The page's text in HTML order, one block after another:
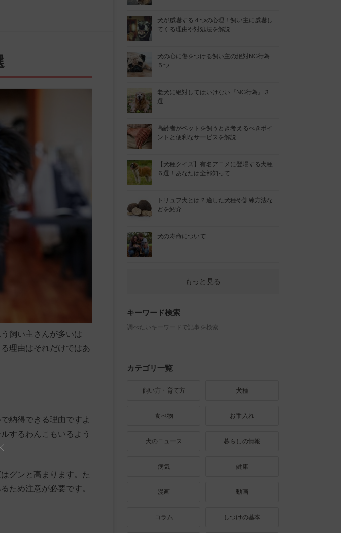
飼い主さんが多いは
理由はそれだけではあ
納得できる理由ですよ
するわんこもいるよう
グンと高まります。た
ため注意が必要です。
犬が威嚇する４つの心理！飼い主に威嚇し
てくる理由や対処法を解説
犬の心に傷をつける飼い主の絶対NG行為
５つ
老犬に絶対してはいけない『NG行為』３
選
高齢者がペットを飼うとき考えるべきポイ
ントと便利なサービスを解説
【犬種クイズ】有名アニメに登場する犬種
６選！あなたは全部知って…
トリュフ犬とは？適した犬種や訓練方法な
どを紹介
犬の寿命について
もっと見る
キーワード検索
調べたいキーワードで記事を検索
カテゴリ一覧
飼い方・育て方 犬種
食べ物 お手入れ
犬のニュース 暮らしの情報
病気 健康
漫画 動画
コラム しつけの基本